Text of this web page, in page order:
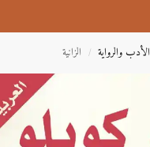
الأدب والرواية / الزانية